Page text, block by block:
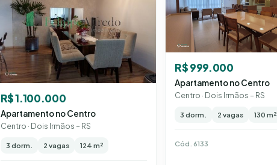
R$ 1.100.000
Apartamento no Centro
Centro · Dois Irmãos – RS
3 dorm. 2 vagas 124 m²
R$ 999.000
Apartamento no Centro
Centro · Dois Irmãos – RS
3 dorm. 2 vagas 130 m²
Cód. 6133